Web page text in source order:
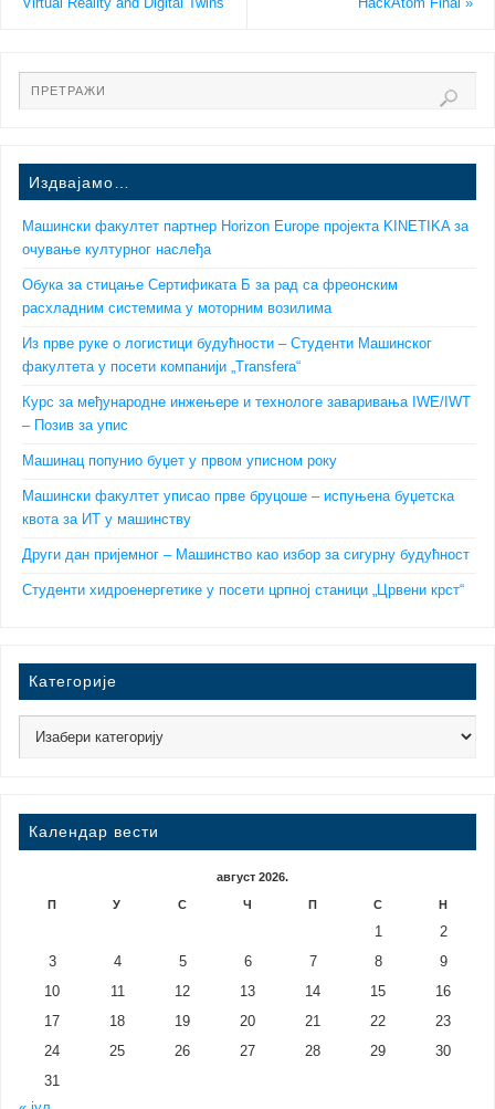
Издвајамо…
Машински факултет партнер Horizon Europe пројекта KINETIKA за
очување културног наслеђа
Обука за стицање Сертификата Б за рад са фреонским
расхладним системима у моторним возилима
Из прве руке о логистици будућности – Студенти Машинског
факултета у посети компанији „Transfera“
Курс за међународне инжењере и технологе заваривања IWE/IWT
– Позив за упис
Машинац попунио буџет у првом уписном року
Машински факултет уписао прве бруцоше – испуњена буџетска
квота за ИТ у машинству
Други дан пријемног – Машинство као избор за сигурну будућност
Студенти хидроенергетике у посети црпној станици „Црвени крст“
Категорије
Календар вести
август 2026.
П У С Ч П С Н
1
2
3
4 5 6 7 8
9
10
11 12 13 14 15
16
17
18 19 20 21 22
23
24
25 26 27 28 29
30
31